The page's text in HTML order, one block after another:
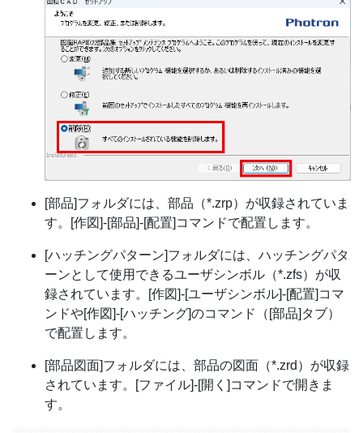
[部品]フォルダには、部品（*.zrp）が収録されていま
す。[作図]-[部品]-[配置]コマンドで配置します。
[ハッチングパターン]フォルダには、ハッチングパタ
ーンとして使用できるユーザシンボル（*.zfs）が収
録されています。[作図]-[ユーザシンボル]-[配置]コマ
ンドや[作図]-[ハッチング]のコマンド（[部品]タブ）
で配置します。
[部品図面]フォルダには、部品の図面（*.zrd）が収録
されています。[ファイル]-[開く]コマンドで開きま
す。